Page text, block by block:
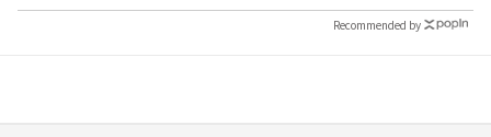
Recommended by